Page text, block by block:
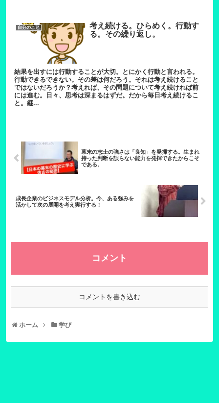
自分のこと
考え続ける。ひらめく。行動す
る。その繰り返し。
結果を出すには行動することが大切。とにかく行動と言われる。
行動できるできない。その差は何だろう。それは考え続けること
ではないだろうか？考えれば、その問題について考え続ければ前
には進む。日々、思考は深まるはずだ。だから毎日考え続けるこ
と。継...
幕末の志士の強さは「良知」を発揮する。生まれ
持った判断を誤らない能力を発揮できたからこそ
である。
成長企業のビジネスモデル分析。今、ある強みを
活かして次の展開を考え実行する！
コメント
コメントを書き込む
ホーム 学び